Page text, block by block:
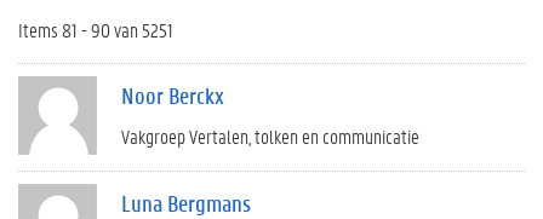
Items 81 - 90 van 5251
Noor Berckx
Vakgroep Vertalen, tolken en communicatie
Luna Bergmans